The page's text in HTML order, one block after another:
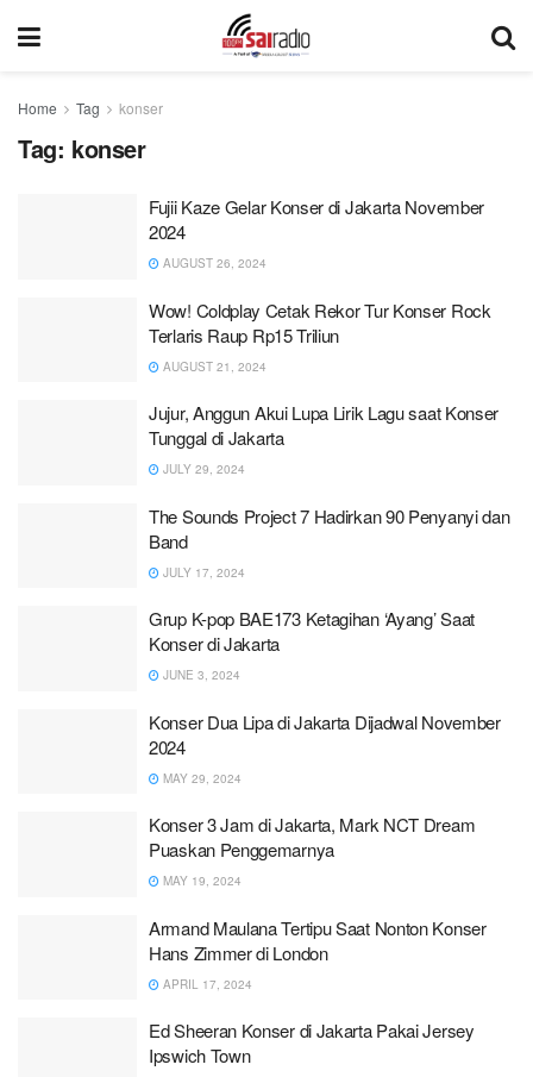
Home Tag konser
Tag: konser
Fujii Kaze Gelar Konser di Jakarta November
2024
AUGUST 26, 2024
Wow! Coldplay Cetak Rekor Tur Konser Rock
Terlaris Raup Rp15 Triliun
AUGUST 21, 2024
Jujur, Anggun Akui Lupa Lirik Lagu saat Konser
Tunggal di Jakarta
JULY 29, 2024
The Sounds Project 7 Hadirkan 90 Penyanyi dan
Band
JULY 17, 2024
Grup K-pop BAE173 Ketagihan ‘Ayang’ Saat
Konser di Jakarta
JUNE 3, 2024
Konser Dua Lipa di Jakarta Dijadwal November
2024
MAY 29, 2024
Konser 3 Jam di Jakarta, Mark NCT Dream
Puaskan Penggemarnya
MAY 19, 2024
Armand Maulana Tertipu Saat Nonton Konser
Hans Zimmer di London
APRIL 17, 2024
Ed Sheeran Konser di Jakarta Pakai Jersey
Ipswich Town